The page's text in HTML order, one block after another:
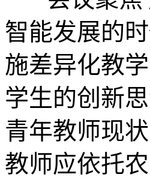
智能发展的
施差异化教
学生的创新
青年教师现
教师应依托